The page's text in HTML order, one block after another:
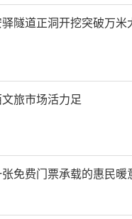
生区，人工栽培
的悠久栽培历史
的果实作为药材
种植在房前屋后
国光皮木瓜植株
年代初，白河国
民的房前屋后都种
木瓜深深地吸引着
隧道正洞开挖突破万米
旅市场活力足
免费门票承载的惠民暖